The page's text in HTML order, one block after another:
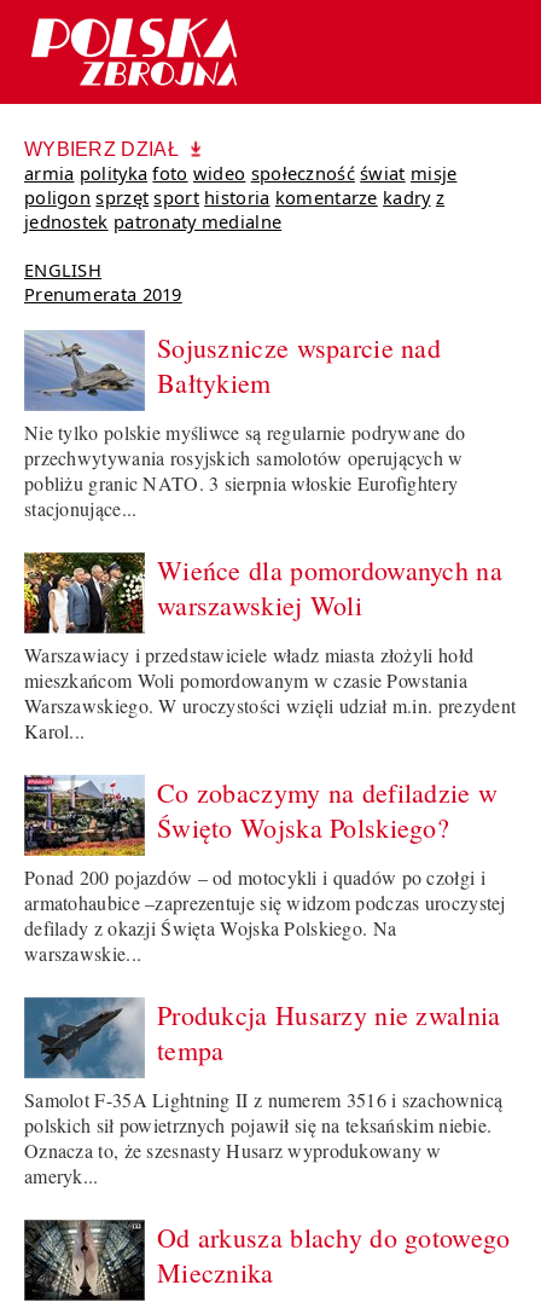
WYBIERZ DZIAŁ
armia polityka foto wideo społeczność świat misje
poligon sprzęt sport historia komentarze kadry z
jednostek patronaty medialne
ENGLISH
Prenumerata 2019
Sojusznicze wsparcie nad
Bałtykiem
Nie tylko polskie myśliwce są regularnie podrywane do
przechwytywania rosyjskich samolotów operujących w
pobliżu granic NATO. 3 sierpnia włoskie Eurofightery
stacjonujące...
Wieńce dla pomordowanych na
warszawskiej Woli
Warszawiacy i przedstawiciele władz miasta złożyli hołd
mieszkańcom Woli pomordowanym w czasie Powstania
Warszawskiego. W uroczystości wzięli udział m.in. prezydent
Karol...
Co zobaczymy na defiladzie w
Święto Wojska Polskiego?
Ponad 200 pojazdów – od motocykli i quadów po czołgi i
armatohaubice –zaprezentuje się widzom podczas uroczystej
defilady z okazji Święta Wojska Polskiego. Na
warszawskie...
Produkcja Husarzy nie zwalnia
tempa
Samolot F-35A Lightning II z numerem 3516 i szachownicą
polskich sił powietrznych pojawił się na teksańskim niebie.
Oznacza to, że szesnasty Husarz wyprodukowany w
ameryk...
Od arkusza blachy do gotowego
Miecznika